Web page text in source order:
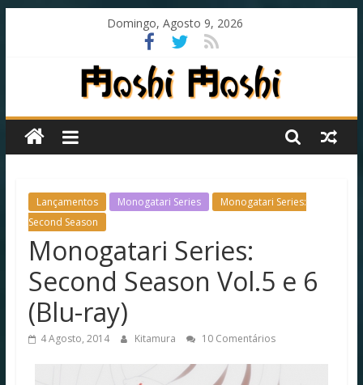
Domingo, Agosto 9, 2026
Moshi
Moshi
Subs
fansub
diferente
todos
os
Lançamentos Monogatari Series
Monogatari Series:
Second Season
Monogatari Series:
Second Season Vol.5 e 6
(Blu-ray)
4 Agosto, 2014 Kitamura 10 Comentários